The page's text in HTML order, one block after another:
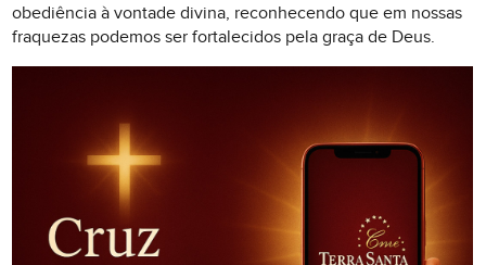
obediência à vontade divina, reconhecendo que em nossas
fraquezas podemos ser fortalecidos pela graça de Deus.